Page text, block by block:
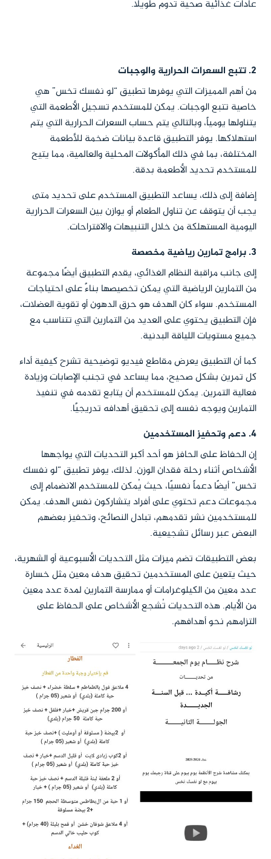
عادات غذائية صحية تدوم طويلاً.
2. تتبع السعرات الحرارية والوجبات
من أهم المميزات التي يوفرها تطبيق “لو نفسك تخس” هي
خاصية تتبع الوجبات. يمكن للمستخدم تسجيل الأطعمة التي
يتناولها يومياً، وبالتالي يتم حساب السعرات الحرارية التي يتم
استهلاكها. يوفر التطبيق قاعدة بيانات ضخمة للأطعمة
المختلفة، بما في ذلك المأكولات المحلية والعالمية، مما يتيح
للمستخدم تحديد الأطعمة بدقة.
إضافة إلى ذلك، يساعد التطبيق المستخدم على تحديد متى
يجب أن يتوقف عن تناول الطعام أو يوازن بين السعرات الحرارية
اليومية المستهلكة من خلال التنبيهات والاقتراحات.
3. برامج تمارين رياضية مخصصة
إلى جانب مراقبة النظام الغذائي، يقدم التطبيق أيضًا مجموعة
من التمارين الرياضية التي يمكن تخصيصها بناءً على احتياجات
المستخدم. سواء كان الهدف هو حرق الدهون أو تقوية العضلات،
فإن التطبيق يحتوي على العديد من التمارين التي تتناسب مع
جميع مستويات اللياقة البدنية.
كما أن التطبيق يعرض مقاطع فيديو توضيحية تشرح كيفية أداء
كل تمرين بشكل صحيح، مما يساعد في تجنب الإصابات وزيادة
فعالية التمرين. يمكن للمستخدم أن يتابع تقدمه في تنفيذ
التمارين ويوجه نفسه إلى تحقيق أهدافه تدريجيًا.
4. دعم وتحفيز المستخدمين
إن الحفاظ على الحافز هو أحد أكبر التحديات التي يواجهها
الأشخاص أثناء رحلة فقدان الوزن. لذلك، يوفر تطبيق “لو نفسك
تخس” أيضًا دعماً نفسيًا، حيث يُمكن للمستخدم الانضمام إلى
مجموعات دعم تحتوي على أفراد يتشاركون نفس الهدف. يمكن
للمستخدمين نشر تقدمهم، تبادل النصائح، وتحفيز بعضهم
البعض عبر رسائل تشجيعية.
بعض التطبيقات تضم ميزات مثل التحديات الأسبوعية أو الشهرية،
حيث يتعين على المستخدمين تحقيق هدف معين مثل خسارة
عدد معين من الكيلوغرامات أو ممارسة التمارين لمدة عدد معين
من الأيام. هذه التحديات تُشجع الأشخاص على الحفاظ على
التزامهم نحو أهدافهم.